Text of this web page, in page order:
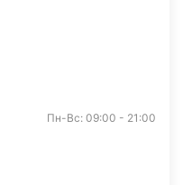
Пн-Вс: 09:00 - 21:00